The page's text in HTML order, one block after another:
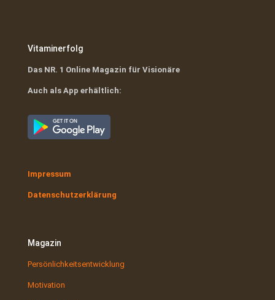
Vitaminerfolg
Das NR. 1 Online Magazin für Visionäre
Auch als App erhältlich:
Impressum
Datenschutzerklärung
Magazin
Persönlichkeitsentwicklung
Motivation